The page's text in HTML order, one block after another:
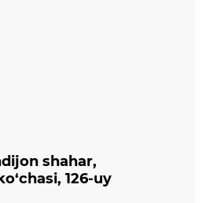
shahar,
126-uy